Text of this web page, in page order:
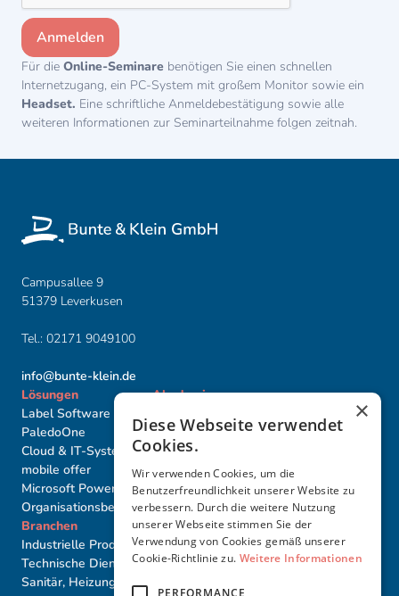
Für die Online-Seminare benötigen Sie einen schnellen
Internetzugang, ein PC-System mit großem Monitor sowie ein
Headset. Eine schriftliche Anmeldebestätigung sowie alle
weiteren Informationen zur Seminarteilnahme folgen zeitnah.
Campusallee 9
51379 Leverkusen
Tel.: 02171 9049100
info@bunte-klein.de
Lösungen
Label Software
PaledoOne
Cloud & IT-Systeme
mobile offer
Microsoft PowerBI
Organisationsberatung
Akademie
Label Proﬁ-Seminare
Akademie Individuell
Seminartermine
Branchen
Industrielle Produktion
Technische Dienstleister
Sanitär, Heizung, Elektro,
Weiteres
Karriere
Über uns
Partner
×
Diese Webseite verwendet
Cookies.
Wir verwenden Cookies, um die
Benutzerfreundlichkeit unserer Website zu
verbessern. Durch die weitere Nutzung
unserer Webseite stimmen Sie der
Verwendung von Cookies gemäß unserer
Cookie-Richtlinie zu. Weitere Informationen
PERFORMANCE